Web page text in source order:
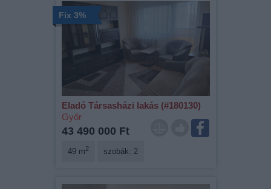
Fix 3%
Eladó Társasházi lakás (#180130)
Győr
43 490 000 Ft
49 m2 szobák: 2